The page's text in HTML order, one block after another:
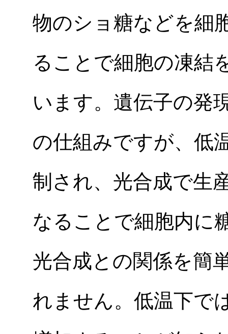
物のショ糖などを細
ることで細胞の凍結
います。遺伝子の発
の仕組みですが、低
制され、光合成で生
なることで細胞内に
光合成との関係を簡
れません。低温下で